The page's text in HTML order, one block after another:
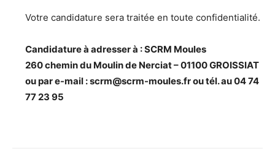
Votre candidature sera traitée en toute confidentialité.
Candidature à adresser à : SCRM Moules
260 chemin du Moulin de Nerciat – 01100 GROISSIAT
ou par e-mail : scrm@scrm-moules.fr ou tél. au 04 74
77 23 95